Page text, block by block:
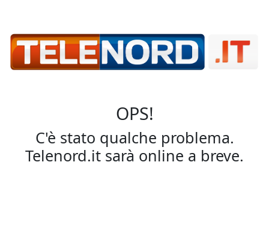
OPS!
C'è stato qualche problema.
Telenord.it sarà online a breve.